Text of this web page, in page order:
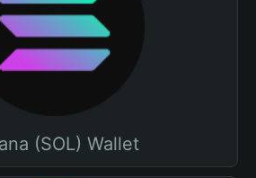
(SOL) Wallet